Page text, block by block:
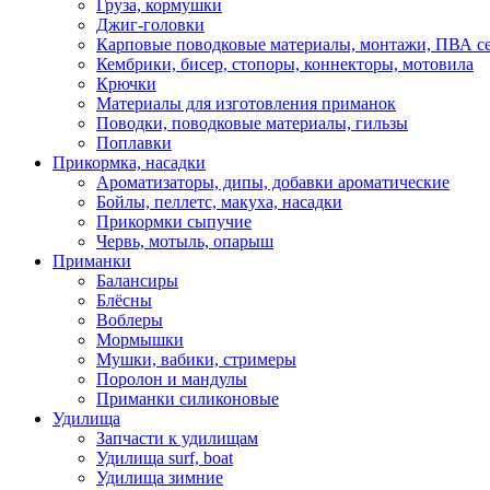
Груза, кормушки
Джиг-головки
Карповые поводковые материалы, монтажи, ПВА
Кембрики, бисер, стопоры, коннекторы, мотовила
Крючки
Материалы для изготовления приманок
Поводки, поводковые материалы, гильзы
Поплавки
Прикормка, насадки
Ароматизаторы, дипы, добавки ароматические
Бойлы, пеллетс, макуха, насадки
Прикормки сыпучие
Червь, мотыль, опарыш
Приманки
Балансиры
Блёсны
Воблеры
Мормышки
Мушки, вабики, стримеры
Поролон и мандулы
Приманки силиконовые
Удилища
Запчасти к удилищам
Удилища surf, boat
Удилища зимние